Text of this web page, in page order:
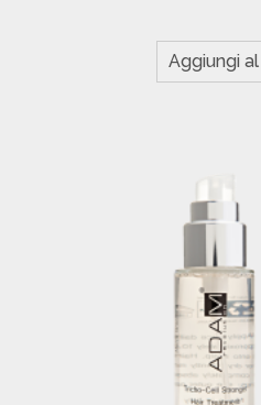
Aggiungi